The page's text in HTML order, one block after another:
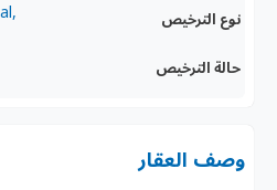
نوع الترخيص ,Administrative,Commercial
حالة الترخيص
وصف العقار